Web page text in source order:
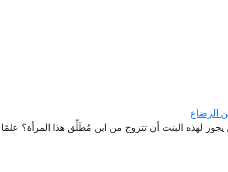
الرضاع
يجوز لهذه البنت أن تتزوج من ابن مُطَلِّق هذا المرأة؟